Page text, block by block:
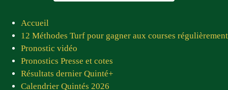
merci à tous les membres du site qui, chaque jour,
nous proposent des pronostics fiables. Prompt
rétablissement à Jean Luc ! Vous êtes tous sympas
et adorables »
Pierre C.D. — juin 2026
Accueil
12 Méthodes Turf pour gagner aux courses régulièrement
Pronostic vidéo
Pronostics Presse et cotes
Résultats dernier Quinté+
Calendrier Quintés 2026